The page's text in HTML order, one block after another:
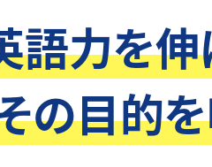
語力を
の目的を